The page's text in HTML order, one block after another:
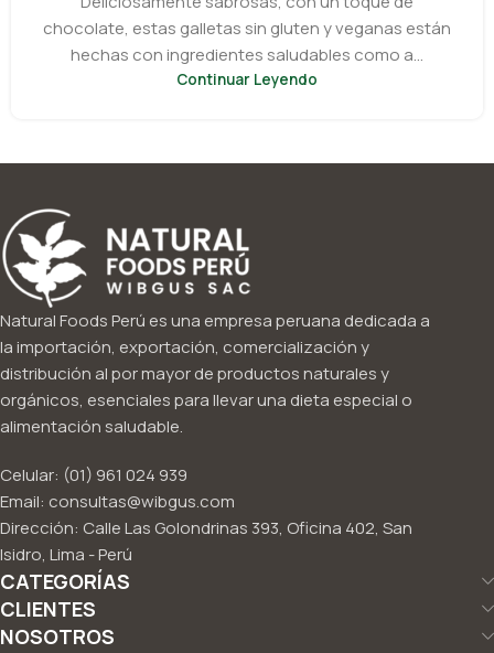
chocolate, estas galletas sin gluten y veganas están
hechas con ingredientes saludables como a...
Continuar Leyendo
Natural Foods Perú es una empresa peruana dedicada a
la importación, exportación, comercialización y
distribución al por mayor de productos naturales y
orgánicos, esenciales para llevar una dieta especial o
alimentación saludable.
Celular: (01) 961 024 939
Email: consultas@wibgus.com
Dirección: Calle Las Golondrinas 393, Oficina 402, San
Isidro, Lima - Perú
CATEGORÍAS
CLIENTES
NOSOTROS